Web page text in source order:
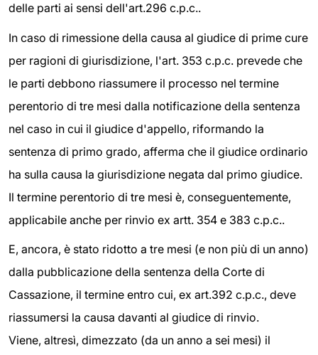
delle parti ai sensi dell'art.296 c.p.c..
In caso di rimessione della causa al giudice di prime cure
per ragioni di giurisdizione, l'art. 353 c.p.c. prevede che
le parti debbono riassumere il processo nel termine
perentorio di tre mesi dalla notificazione della sentenza
nel caso in cui il giudice d'appello, riformando la
sentenza di primo grado, afferma che il giudice ordinario
ha sulla causa la giurisdizione negata dal primo giudice.
Il termine perentorio di tre mesi è, conseguentemente,
applicabile anche per rinvio ex artt. 354 e 383 c.p.c..
E, ancora, è stato ridotto a tre mesi (e non più di un anno)
dalla pubblicazione della sentenza della Corte di
Cassazione, il termine entro cui, ex art.392 c.p.c., deve
riassumersi la causa davanti al giudice di rinvio.
Viene, altresì, dimezzato (da un anno a sei mesi) il